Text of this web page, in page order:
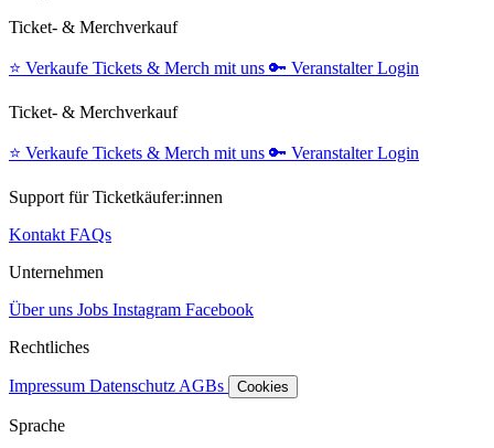
Ticket- & Merchverkauf
⭐️ Verkaufe Tickets & Merch mit uns 🔑 Veranstalter Login
Ticket- & Merchverkauf
⭐️ Verkaufe Tickets & Merch mit uns 🔑 Veranstalter Login
Support für Ticketkäufer:innen
Kontakt FAQs
Unternehmen
Über uns Jobs Instagram Facebook
Rechtliches
Impressum Datenschutz AGBs Cookies
Sprache